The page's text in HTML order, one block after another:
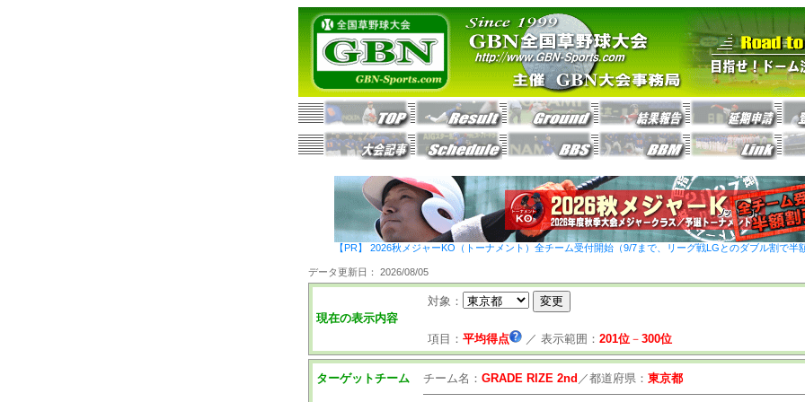
【PR】 2026秋メジャーKO（トーナメント）全チーム受付開始（9/7まで、リーグ戦LGとのダブル割で半
データ更新日： 2026/08/05
現在の表示内容
対象：
項目： 平均得点 ／ 表示範囲： 201位－ 300位
ターゲットチーム チーム名： GRADE RIZE 2nd ／都道府県： 東京都